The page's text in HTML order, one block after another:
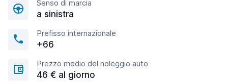
Senso di marcia
a sinistra
Prefisso internazionale
+66
Prezzo medio del noleggio auto
46 € al giorno